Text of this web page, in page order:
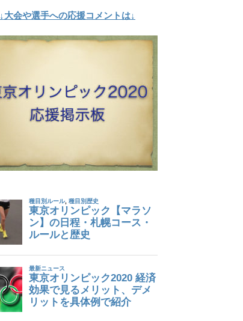
↓大会や選手への応援コメントは↓